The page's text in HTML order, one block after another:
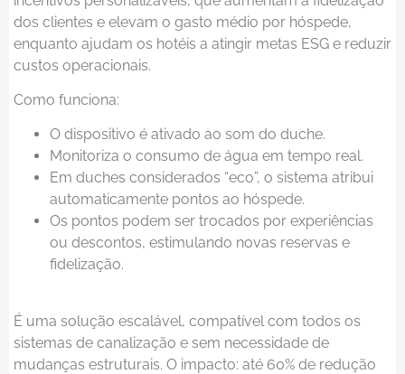
dos clientes e elevam o gasto médio por hóspede,
enquanto ajudam os hotéis a atingir metas ESG e reduzir
custos operacionais.
Como funciona:
O dispositivo é ativado ao som do duche.
Monitoriza o consumo de água em tempo real.
Em duches considerados “eco”, o sistema atribui
automaticamente pontos ao hóspede.
Os pontos podem ser trocados por experiências
ou descontos, estimulando novas reservas e
fidelização.
É uma solução escalável, compatível com todos os
sistemas de canalização e sem necessidade de
mudanças estruturais. O impacto: até 60% de redução